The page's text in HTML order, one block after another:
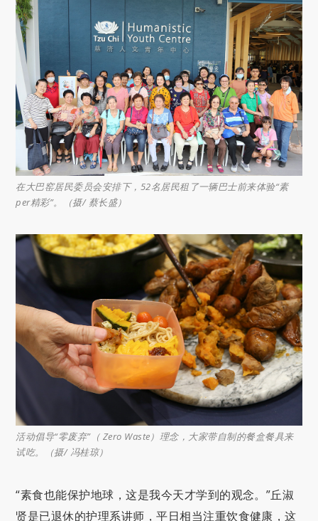
在大巴窑居民委员会安排下，52名居民租了一辆巴士前来体验“素
per精彩”。（摄/ 蔡长盛）
活动倡导“零废弃”（ Zero Waste）理念，大家带自制的餐盒餐具来
试吃。（摄/ 冯桂琼）
“素食也能保护地球，这是我今天才学到的观念。”丘淑
贤是已退休的护理系讲师，平日相当注重饮食健康，这